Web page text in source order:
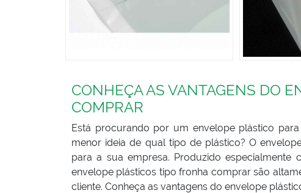
CONHEÇA AS VANTAGENS DO
COMPRAR
Está procurando por um envelope plástico
menor ideia de qual tipo de plástico? O
para a sua empresa. Produzido
envelope plásticos tipo fronha comprar são
cliente. Conheça as vantagens do envelope